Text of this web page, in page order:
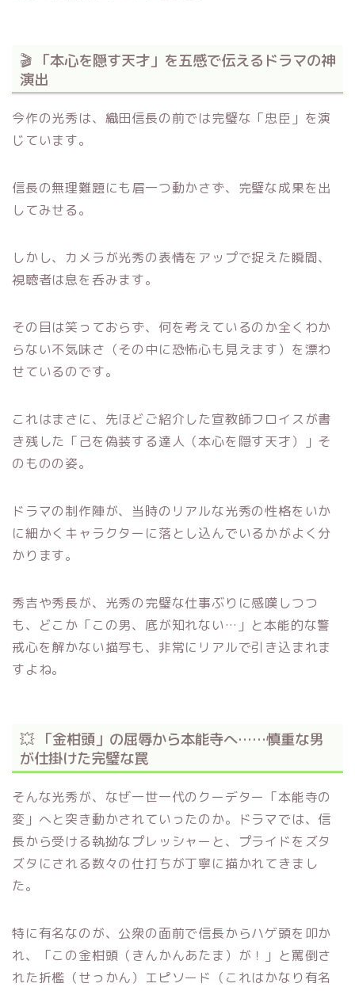
🎬 「本心を隠す天才」を五感で伝えるドラマの神
演出
今作の光秀は、織田信長の前では完璧な「忠臣」を演
じています。
信長の無理難題にも眉一つ動かさず、完璧な成果を出
してみせる。
しかし、カメラが光秀の表情をアップで捉えた瞬間、
視聴者は息を呑みます。
その目は笑っておらず、何を考えているのか全くわか
らない不気味さ（その中に恐怖心も見えます）を漂わ
せているのです。
これはまさに、先ほどご紹介した宣教師フロイスが書
き残した「己を偽装する達人（本心を隠す天才）」そ
のものの姿。
ドラマの制作陣が、当時のリアルな光秀の性格をいか
に細かくキャラクターに落とし込んでいるかがよく分
かります。
秀吉や秀長が、光秀の完璧な仕事ぶりに感嘆しつつ
も、どこか「この男、底が知れない…」と本能的な警
戒心を解かない描写も、非常にリアルで引き込まれま
すよね。
💥 「金柑頭」の屈辱から本能寺へ……慎重な男
が仕掛けた完璧な罠
そんな光秀が、なぜ一世一代のクーデター「本能寺の
変」へと突き動かされていったのか。ドラマでは、信
長から受ける執拗なプレッシャーと、プライドをズタ
ズタにされる数々の仕打ちが丁寧に描かれてきまし
た。
特に有名なのが、公衆の面前で信長からハゲ頭を叩か
れ、「この金柑頭（きんかんあたま）が！」と罵倒さ
れた折檻（せっかん）エピソード（これはかなり有名